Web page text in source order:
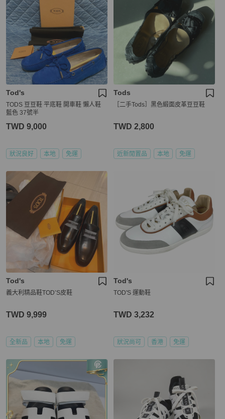
Tod's
TODS 豆豆鞋 平底鞋 開車鞋 懶人鞋
藍色 37號半
TWD 9,000
狀況良好 本地 免運
Tods
［二手Tods］黑色緞面皮革豆豆鞋
TWD 2,800
近新閒置品 本地 免運
Tod's
義大利精品鞋TOD’S皮鞋
TWD 9,999
全新品 本地 免運
Tod's
TOD'S 運動鞋
TWD 3,232
狀況尚可 香港 免運